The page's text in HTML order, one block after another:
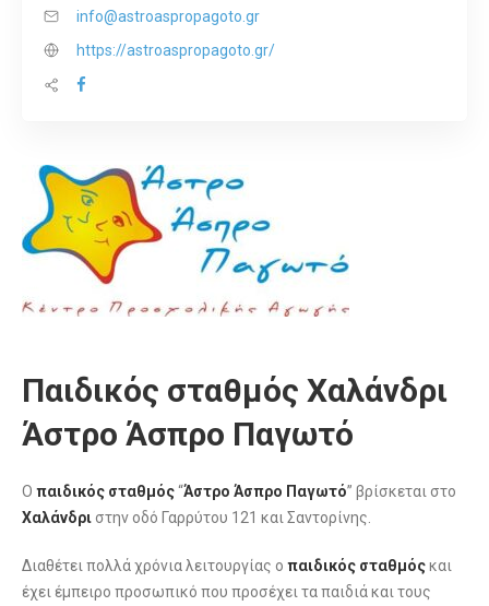
info@astroaspropagoto.gr
https://astroaspropagoto.gr/
Παιδικός σταθμός Χαλάνδρι
Άστρο Άσπρο Παγωτό
Ο παιδικός σταθμός“Άστρο Άσπρο Παγωτό” βρίσκεται στο
Χαλάνδρι στην οδό Γαρρύτου 121 και Σαντορίνης.
Διαθέτει πολλά χρόνια λειτουργίας ο παιδικός σταθμόςκαι
έχει έμπειρο προσωπικό που προσέχει τα παιδιά και τους